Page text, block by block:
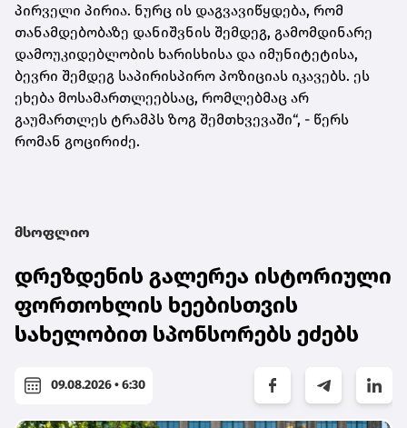
პირველი პირია. ნურც ის დაგვავიწყდება, რომ
თანამდებობაზე დანიშვნის შემდეგ, გამომდინარე
დამოუკიდებლობის ხარისხისა და იმუნიტეტისა,
ბევრი შემდეგ საპირისპირო პოზიციას იკავებს. ეს
ეხება მოსამართლეებსაც, რომლებმაც არ
გაუმართლეს ტრამპს ზოგ შემთხვევაში“, - წერს
რომან გოცირიძე.
მსოფლიო
დრეზდენის გალერეა ისტორიული
ფორთოხლის ხეებისთვის
სახელობით სპონსორებს ეძებს
09.08.2026 • 6:30